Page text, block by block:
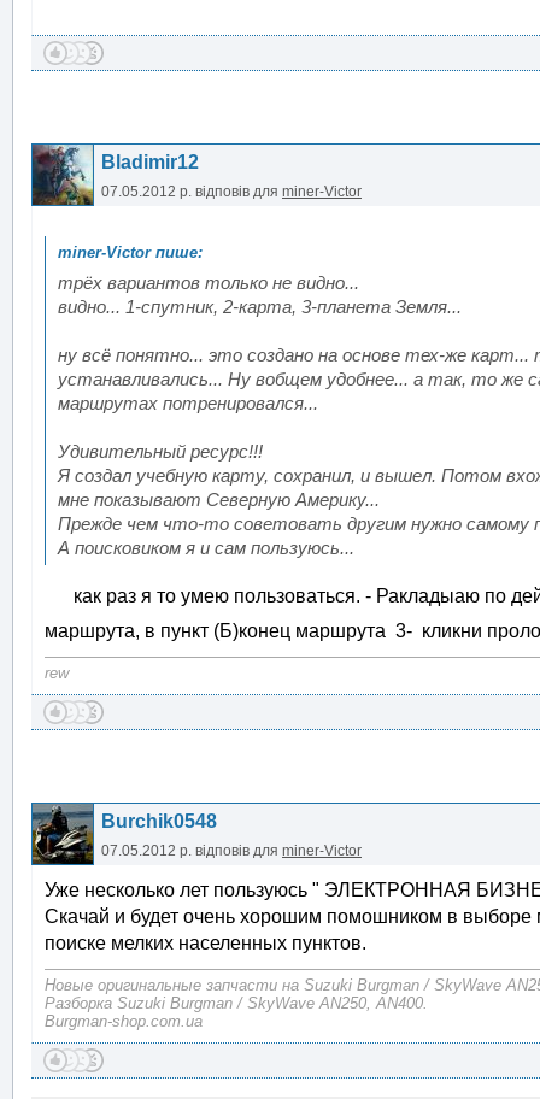
Bladimir12
07.05.2012 р. відповів для miner-Victor
трёх вариантов только не видно...
видно... 1-спутник, 2-карта, 3-планета Земля...
ну всё понятно... это создано на основе тех-же
устанавливались... Ну вобщем удобнее... а так, то же
маршрутах потренировался...
Удивительный ресурс!!!
Я создал учебную карту, сохранил, и вышел. Потом
мне показывают Северную Америку...
Прежде чем что-то советовать другим нужно самому
А поисковиком я и сам пользуюсь...
как раз я то умею пользоваться. - Ракладыаю по
маршрута, в пункт (Б)конец маршрута 3- кликни
rew
Burchik0548
07.05.2012 р. відповів для miner-Victor
Уже несколько лет пользуюсь " ЭЛЕКТРОННАЯ
Скачай и будет очень хорошим помошником в выборе
поиске мелких населенных пунктов.
Новые оригинальные запчасти на Suzuki Burgman / SkyWave
Разборка Suzuki Burgman / SkyWave AN250, AN400.
Burgman-shop.com.ua